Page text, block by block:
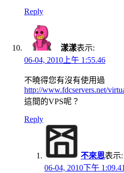
Reply
漾漾表示:
06-04, 2010上午 1:55.46
不曉得您有沒有使用過
http://www.fdcservers.net/
這間的VPS呢？
Reply
不來恩表示:
06-04, 2010下午 1:09.41